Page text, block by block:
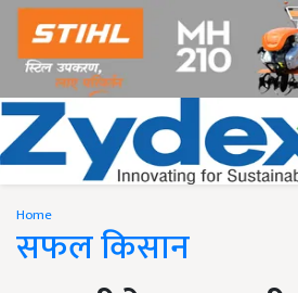
Home
सफल किसान